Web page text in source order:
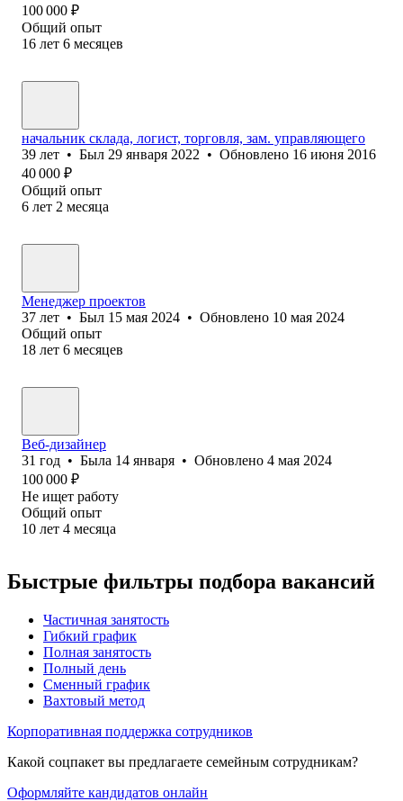
100 000 ₽
Общий опыт
16 лет 6 месяцев
начальник склада, логист, торговля, зам. управляющего
39 лет • Был 29 января 2022 • Обновлено 16 июня 2016
40 000 ₽
Общий опыт
6 лет 2 месяца
Менеджер проектов
37 лет • Был 15 мая 2024 • Обновлено 10 мая 2024
Общий опыт
18 лет 6 месяцев
Веб-дизайнер
31 год • Была 14 января • Обновлено 4 мая 2024
100 000 ₽
Не ищет работу
Общий опыт
10 лет 4 месяца
Быстрые фильтры подбора вакансий
Частичная занятость
Гибкий график
Полная занятость
Полный день
Сменный график
Вахтовый метод
Корпоративная поддержка сотрудников
Какой соцпакет вы предлагаете семейным сотрудникам?
Оформляйте кандидатов онлайн